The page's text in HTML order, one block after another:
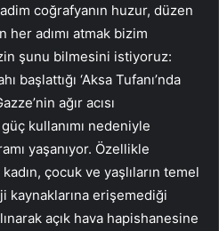
coğrafyanın huzur, düzen
adımı atmak bizim
şunu bilmesini istiyoruz:
başlattığı ‘Aksa Tufanı’nda
ağır acısı
kullanımı nedeniyle
yaşanıyor. Özellikle
çocuk ve yaşlıların temel
kaynaklarına erişemediği
açık hava hapishanesine